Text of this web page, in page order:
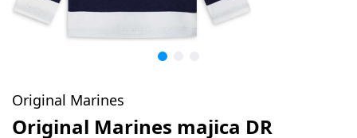
Original Marines
Original Marines majica DR